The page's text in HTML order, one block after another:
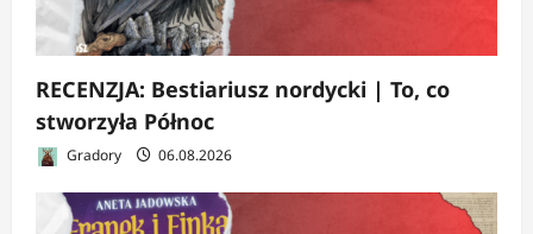
RECENZJA: Bestiariusz nordycki | To, co
stworzyła Północ
Gradory 06.08.2026